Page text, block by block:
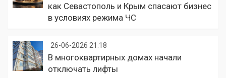
как Севастополь и Крым спасают бизнес
в условиях режима ЧС
26-06-2026 21:18
В многоквартирных домах начали
отключать лифты